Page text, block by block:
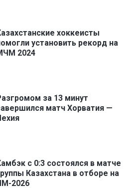
хоккеисты
установить рекорд на
2024
за 13 минут
матч Хорватия —
с 0:3 состоялся в матче
Казахстана в отборе на
2026